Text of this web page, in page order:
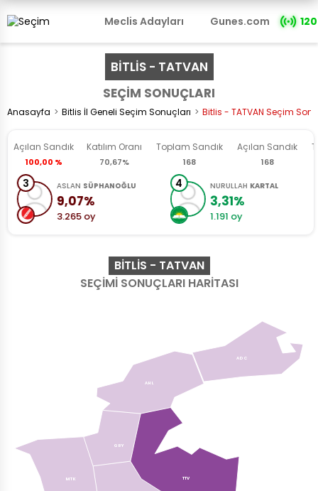
Meclis Adayları Gunes.com 120
BİTLİS - TATVAN
SEÇİM SONUÇLARI
Anasayfa Bitlis İl Geneli Seçim Sonuçları Bitlis - TATVAN Seçim
Açılan Sandık
100,00 %
Katılım Oranı
70,67%
Toplam Sandık
168
Açılan Sandık
168
3 ASLAN SÜPHANOĞLU
9,07%
3.265 oy
4 NURULLAH KARTAL
3,31%
1.191 oy
BITLIS - TATVAN
SEÇİMİ SONUÇLARI HARİTASI
TTV
MTK
GRY
AHL
ADC